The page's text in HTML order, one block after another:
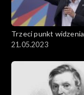
Trzeci punkt widzenia
21.05.2023